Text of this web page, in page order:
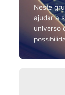
Neste
ajudar a
universo